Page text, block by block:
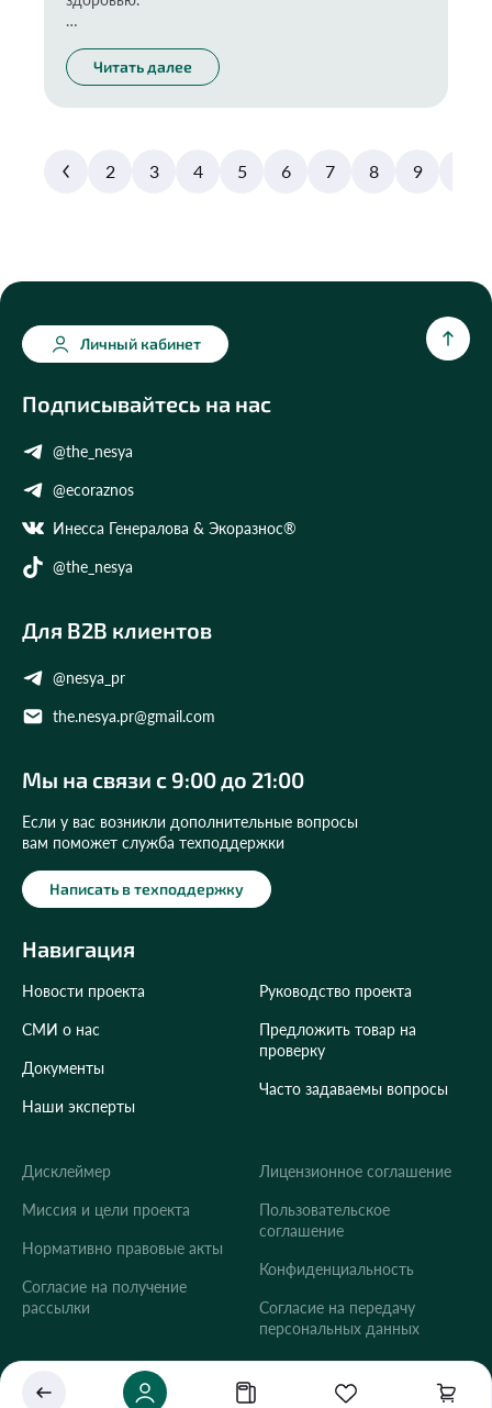
невозможно поддерживать без регулярной
гигиены - уходом за зубами и ротовой полостью.
Следить за этим нужно всем, даже малышу, у
Разбираемся вместе с основателем проекта
Читать далее
2 3 4 5 6 7 8 9
Укажите ваш город
Это важно для корректной работы Экоразноса и
дальнейших персональных функций сервиса.
Подписывайтесь на нас
@the_nesya
@ecoraznos
Инесса Генералова & Экоразнос®
@the_nesya
Для B2B клиентов
@nesya_pr
the.nesya.pr@gmail.com
Навигация
Новости проекта
СМИ о нас
Документы
Наши эксперты
Руководство проекта
Предложить товар на
проверку
Часто задаваемы вопросы
Личный кабинет
Мы на связи с 9:00 до 21:00
Если у вас возникли дополнительные вопросы
вам поможет служба техподдержки
Написать в техподдержку
Дисклеймер
Миссия и цели проекта
Нормативно правовые акты
Согласие на получение
рассылки
Лицензионное соглашение
Пользовательское
соглашение
Конфиденциальность
Согласие на передачу
персональных данных